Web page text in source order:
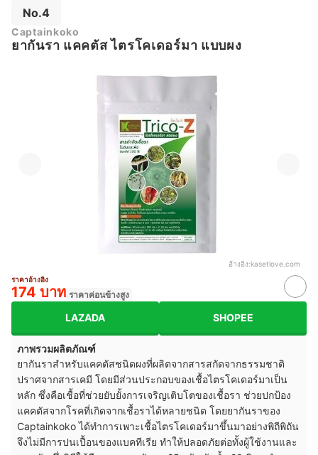
No.4
Captainkoko
ยากันรา แคคตัส ไตรโคเดอร์มา แบบผง
อ้างอิง:kasetlove.com
ราคาอ้างอิง
174 บาท ราคาค่อนข้างสูง
LAZADA SHOPEE
ภาพรวมผลิตภัณฑ์
ยากันราสำหรับแคคตัสชนิดผงที่ผลิตจากสารสกัดจากธรรมชาติ
ปราศจากสารเคมี โดยมีส่วนประกอบของเชื้อไตรโคเดอร์มาเป็น
หลัก ซึ่งคือเชื้อที่ช่วยยับยั้งการเจริญเติบโตของเชื้อรา ช่วยปกป้อง
แคคตัสจากโรคที่เกิดจากเชื้อราได้หลายชนิด โดยยากันราของ
Captainkoko ได้ทำการเพาะเชื้อไตรโคเดอร์มาขึ้นมาอย่างพิถีพิถัน
จึงไม่มีการปนเปื้อนของแบคทีเรีย ทำให้ปลอดภัยต่อทั้งผู้ใช้งานและ